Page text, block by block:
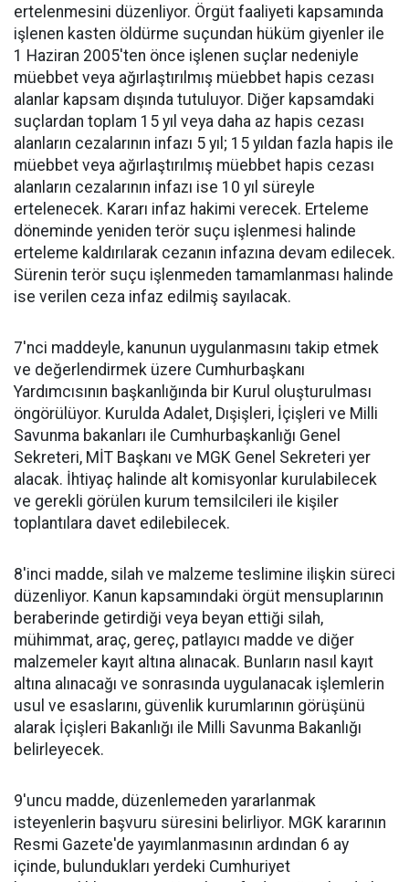
ertelenmesini düzenliyor. Örgüt faaliyeti kapsamında
işlenen kasten öldürme suçundan hüküm giyenler ile
1 Haziran 2005'ten önce işlenen suçlar nedeniyle
müebbet veya ağırlaştırılmış müebbet hapis cezası
alanlar kapsam dışında tutuluyor. Diğer kapsamdaki
suçlardan toplam 15 yıl veya daha az hapis cezası
alanların cezalarının infazı 5 yıl; 15 yıldan fazla hapis ile
müebbet veya ağırlaştırılmış müebbet hapis cezası
alanların cezalarının infazı ise 10 yıl süreyle
ertelenecek. Kararı infaz hakimi verecek. Erteleme
döneminde yeniden terör suçu işlenmesi halinde
erteleme kaldırılarak cezanın infazına devam edilecek.
Sürenin terör suçu işlenmeden tamamlanması halinde
ise verilen ceza infaz edilmiş sayılacak.
7'nci maddeyle, kanunun uygulanmasını takip etmek
ve değerlendirmek üzere Cumhurbaşkanı
Yardımcısının başkanlığında bir Kurul oluşturulması
öngörülüyor. Kurulda Adalet, Dışişleri, İçişleri ve Milli
Savunma bakanları ile Cumhurbaşkanlığı Genel
Sekreteri, MİT Başkanı ve MGK Genel Sekreteri yer
alacak. İhtiyaç halinde alt komisyonlar kurulabilecek
ve gerekli görülen kurum temsilcileri ile kişiler
toplantılara davet edilebilecek.
8'inci madde, silah ve malzeme teslimine ilişkin süreci
düzenliyor. Kanun kapsamındaki örgüt mensuplarının
beraberinde getirdiği veya beyan ettiği silah,
mühimmat, araç, gereç, patlayıcı madde ve diğer
malzemeler kayıt altına alınacak. Bunların nasıl kayıt
altına alınacağı ve sonrasında uygulanacak işlemlerin
usul ve esaslarını, güvenlik kurumlarının görüşünü
alarak İçişleri Bakanlığı ile Milli Savunma Bakanlığı
belirleyecek.
9'uncu madde, düzenlemeden yararlanmak
isteyenlerin başvuru süresini belirliyor. MGK kararının
Resmi Gazete'de yayımlanmasının ardından 6 ay
içinde, bulundukları yerdeki Cumhuriyet